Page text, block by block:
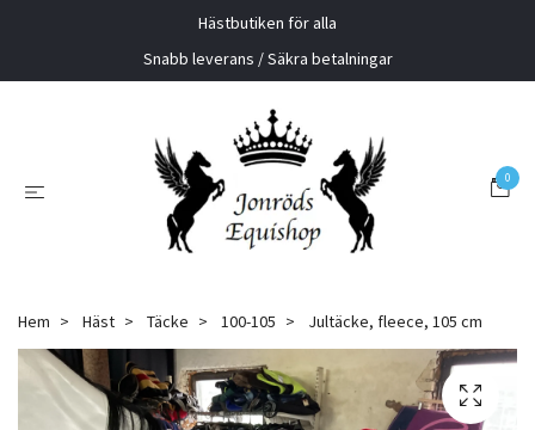
Hästbutiken för alla
Snabb leverans / Säkra betalningar
0
Hem Häst Täcke 100-105 Jultäcke, fleece, 105 cm